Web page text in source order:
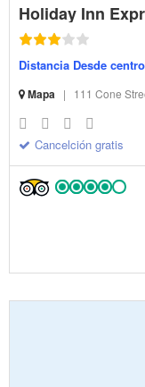
Distancia Desde
Mapa | 111 Cone
Cancelción gratis